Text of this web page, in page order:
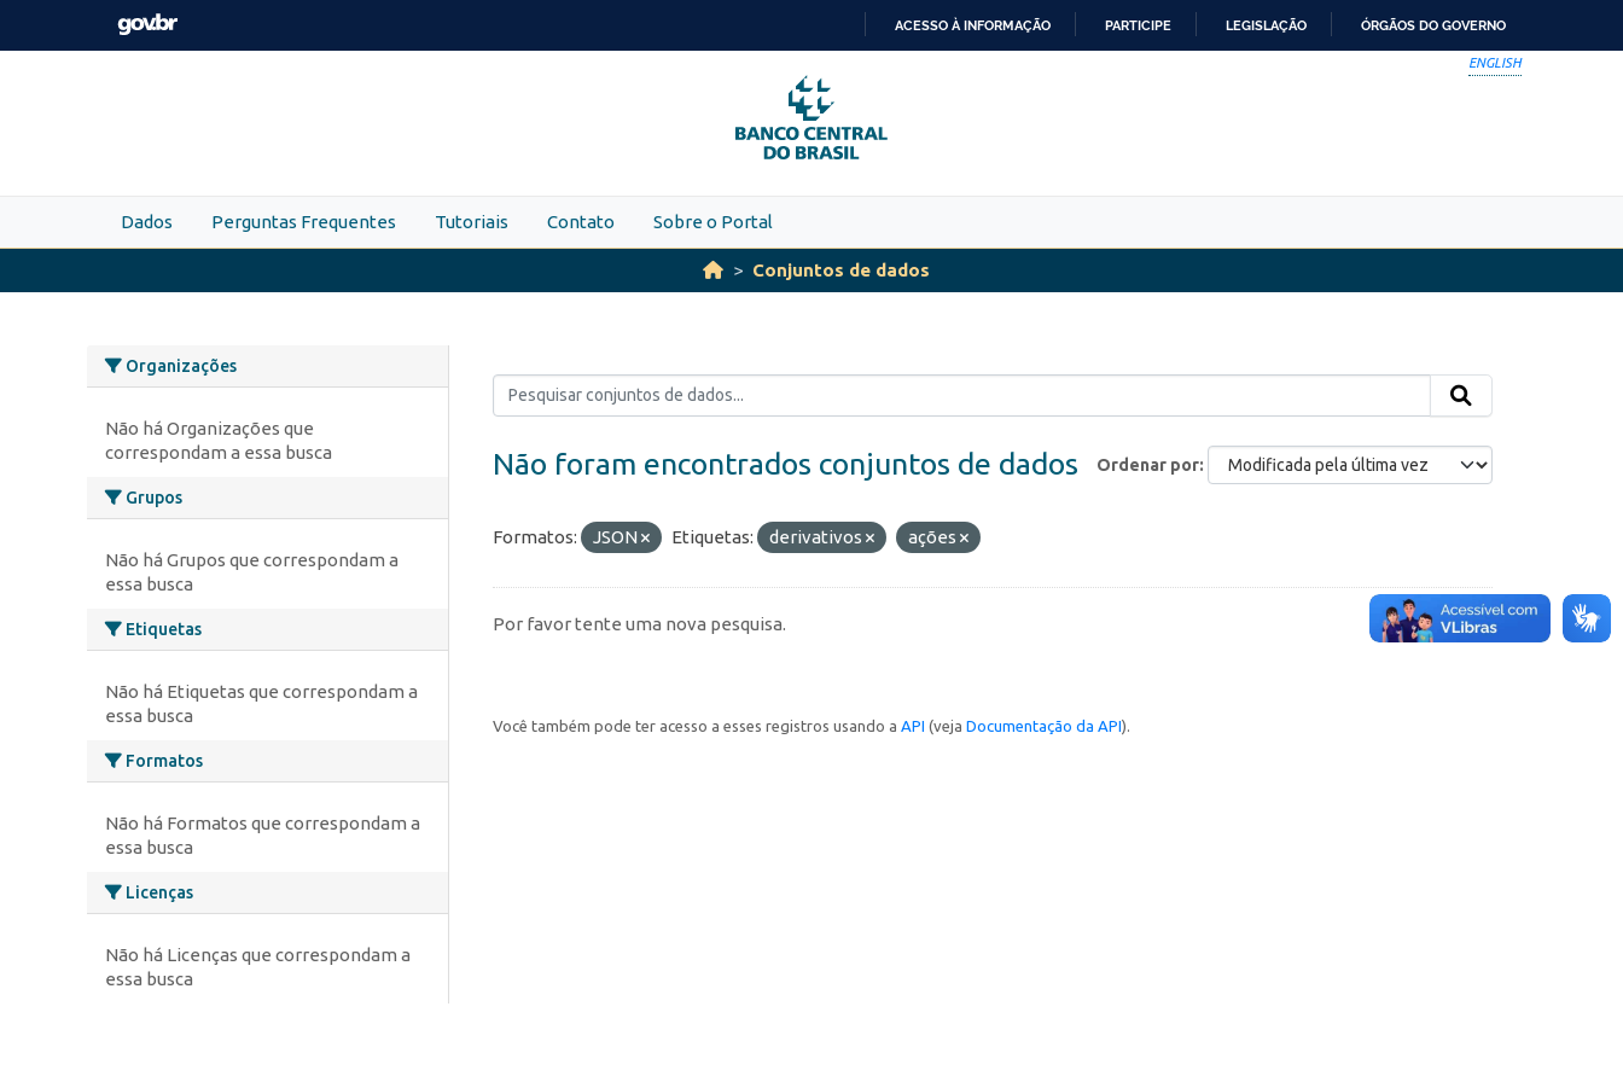
Skip to main content
PARA
O
CONTEÚDO
ACESSO À INFORMAÇÃO PARTICIPE LEGISLAÇÃO ÓRGÃOS DO GOVERNO
ENGLISH
Dados Perguntas Frequentes Tutoriais Contato Sobre o Portal
Conjuntos de dados
Organizações
Não há Organizações que
correspondam a essa busca
Grupos
Não há Grupos que correspondam a
essa busca
Etiquetas
Não há Etiquetas que correspondam a
essa busca
Formatos
Não há Formatos que correspondam a
essa busca
Licenças
Não há Licenças que correspondam a
essa busca
Ordenar por
Não foram encontrados conjuntos de dados
Formatos: JSON Etiquetas: derivativos ações
Por favor tente uma nova pesquisa.
Você também pode ter acesso a esses registros usando a API (veja Documentação da API).